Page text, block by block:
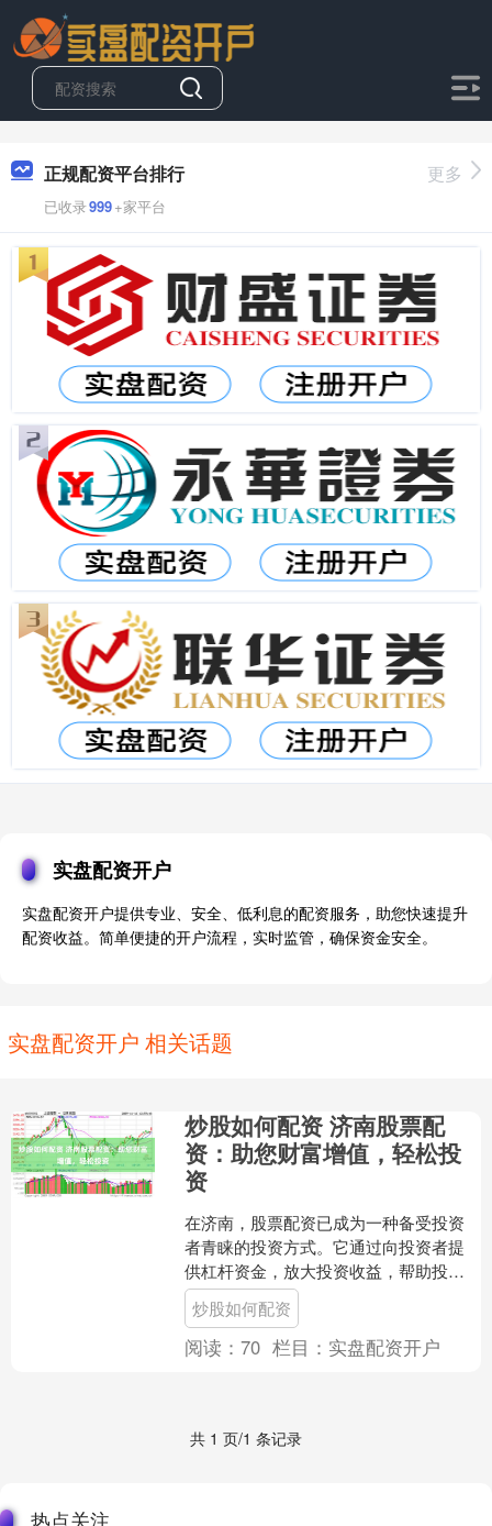
正规配资平台排行
已收录999+家平台
更多
实盘配资开户
实盘配资开户提供专业、安全、低利息的配资服务，助您快速提升
配资收益。简单便捷的开户流程，实时监管，确保资金安全。
实盘配资开户 相关话题
炒股如何配资 济南股票配
资：助您财富增值，轻松投
资
在济南，股票配资已成为一种备受投资
者青睐的投资方式。它通过向投资者提
供杠杆资金，放大投资收益，帮助投资
者实现财富增值。 * **资金杠杆：**配资
放大资金规模，....
炒股如何配资
阅读：70 栏目： 实盘配资开户
共 1 页/1 条记录
热点关注